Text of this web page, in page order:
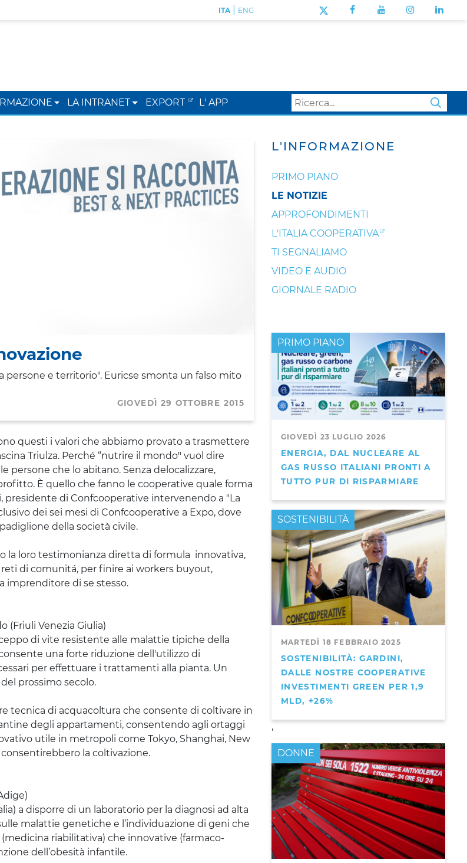
ITA| ENG
LA INTRANET EXPORT L' APP
persone e territorio". Euricse smonta un falso mito
GIOVEDÌ 29 OTTOBRE 2015
questi i valori che abbiamo provato a trasmettere
Triulza. Perché “nutrire il mondo" vuol dire
persone che lo abitano. Senza delocalizzare,
È quello che fanno le cooperative quale forma
, presidente di Confcooperative intervenendo a "La
dei sei mesi di Confcooperative a Expo, dove
della società civile.
la loro testimonianza diretta di formula innovativa,
di comunitá, per finire ai workers buyout,
imprenditore di se stesso.
(Friuli Venezia Giulia)
di vite resistente alle malattie tipiche della
una forte riduzione dell'utilizzo di
per effettuare i trattamenti alla pianta. Un
prossimo secolo.
tecnica di acquacoltura che consente di coltivare in
degli appartamenti, consentendo agli ortaggi
utile in metropoli come Tokyo, Shanghai, New
la coltivazione.
a disporre di un laboratorio per la diagnosi ad alta
malattie genetiche e l’individuazione di geni che
riabilitativa) che innovative (farmaco-
dell’obesità infantile.
L'INFORMAZIONE
PRIMO PIANO
LE NOTIZIE
APPROFONDIMENTI
L'ITALIA COOPERATIVA
TI SEGNALIAMO
VIDEO E AUDIO
GIORNALE RADIO
GIOVEDÌ 23 LUGLIO 2026
ENERGIA, DAL NUCLEARE AL
GAS RUSSO ITALIANI PRONTI A
TUTTO PUR DI RISPARMIARE
PRIMO PIANO
MARTEDÌ 18 FEBBRAIO 2025
SOSTENIBILITÀ: GARDINI,
DALLE NOSTRE COOPERATIVE
INVESTIMENTI GREEN PER 1,9
MLD, +26%
PRIMO PIANO
,
SOSTENIBILITÀ
DONNE